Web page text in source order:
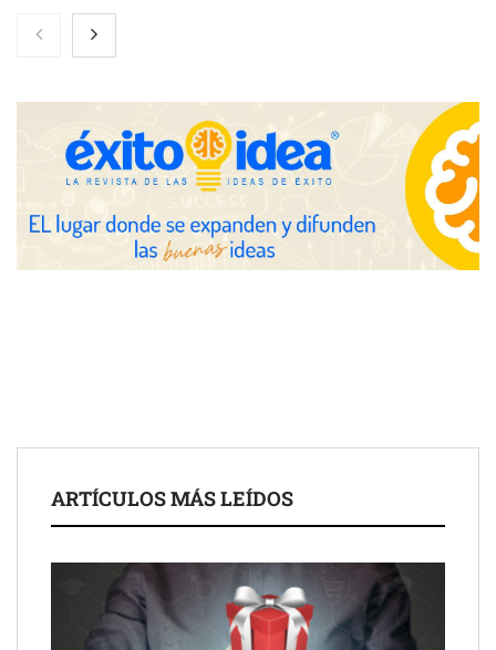
COMPALISS de LYSOTRIC: cuando un solo producto multiplica
las posibilidades del salón profesional
Fundación Mapfre y CISE lanzan el concurso ‘Talento Sénior’
para impulsar ideas innovadoras creadas por y para mayores
de 50 años
NOVA: innovación y diseño que transforman espacios de la
mano de Tormo Franquicias
ARTÍCULOS MÁS LEÍDOS